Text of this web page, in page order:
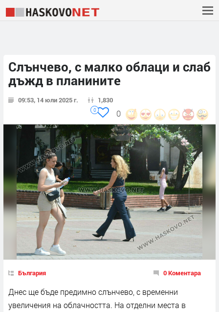
Слънчево, с малко облаци и слаб
дъжд в планините
09:53, 14 юли 2025 г. 1,830
0
0
България 0 Коментара
Днес ще бъде предимно слънчево, с временни
увеличения на облачността. На отделни места в